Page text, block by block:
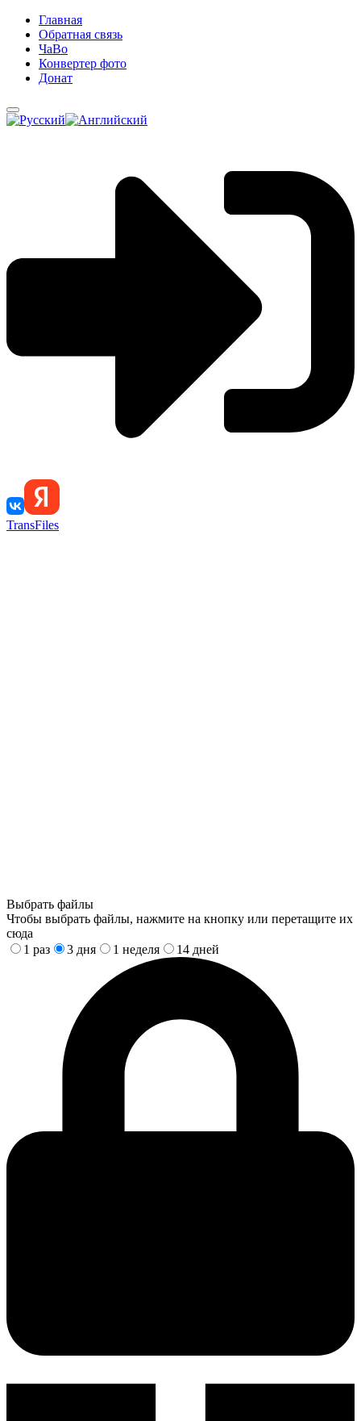
Главная
Обратная связь
ЧаВо
Конвертер фото
Донат
TransFiles
Выбрать файлы
Чтобы выбрать файлы, нажмите на кнопку или перетащите их
сюда
1 раз
3 дня 1 неделя 14 дней